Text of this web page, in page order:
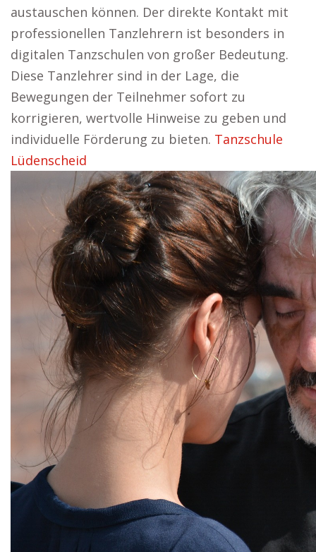
austauschen können. Der direkte Kontakt mit
professionellen Tanzlehrern ist besonders in
digitalen Tanzschulen von großer Bedeutung.
Diese Tanzlehrer sind in der Lage, die
Bewegungen der Teilnehmer sofort zu
korrigieren, wertvolle Hinweise zu geben und
individuelle Förderung zu bieten. Tanzschule
Lüdenscheid